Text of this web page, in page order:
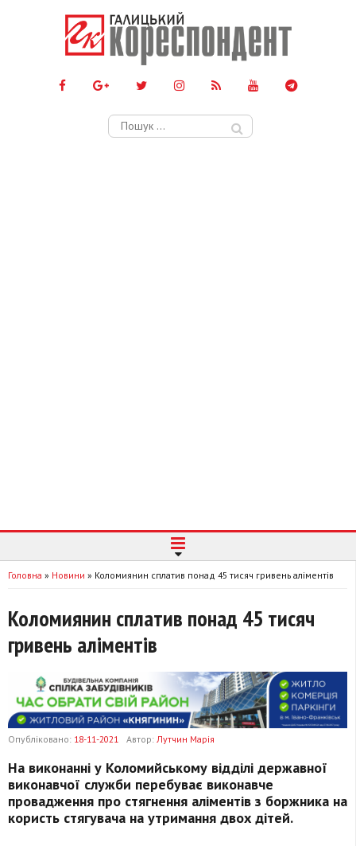
Пошук:
Головна » Новини » Коломиянин сплатив понад 45 тисяч гривень аліментів
Коломиянин сплатив понад 45 тисяч
гривень аліментів
Опубліковано: 18-11-2021 Автор: Лутчин Марія
На виконанні у Коломийському відділі державної
виконавчої служби перебуває виконавче
провадження про стягнення аліментів з боржника на
користь стягувача на утримання двох дітей.